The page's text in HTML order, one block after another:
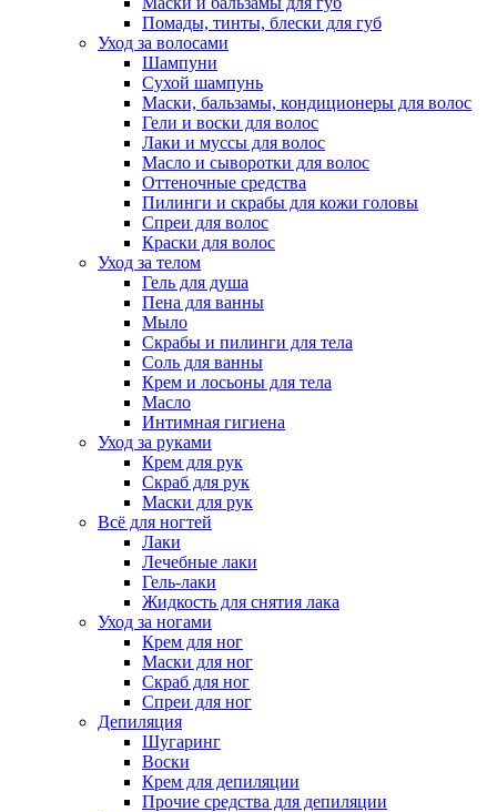
Помады, тинты, блески для губ
Уход за волосами
Шампуни
Сухой шампунь
Маски, бальзамы, кондиционеры для волос
Гели и воски для волос
Лаки и муссы для волос
Масло и сыворотки для волос
Оттеночные средства
Пилинги и скрабы для кожи головы
Спреи для волос
Краски для волос
Уход за телом
Гель для душа
Пена для ванны
Мыло
Скрабы и пилинги для тела
Соль для ванны
Крем и лосьоны для тела
Масло
Интимная гигиена
Уход за руками
Крем для рук
Скраб для рук
Маски для рук
Всё для ногтей
Лаки
Лечебные лаки
Гель-лаки
Жидкость для снятия лака
Уход за ногами
Крем для ног
Маски для ног
Скраб для ног
Спреи для ног
Депиляция
Шугаринг
Воски
Крем для депиляции
Прочие средства для депиляции